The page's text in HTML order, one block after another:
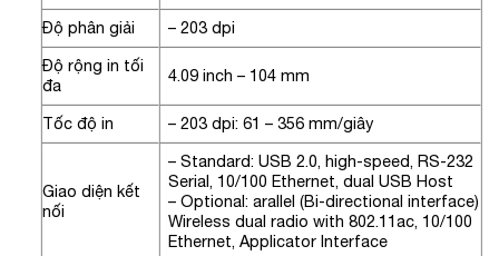
Độ phân giải
– 203 dpi
Độ rộng in tối
đa
4.09 inch – 104 mm
Tốc độ in – 203 dpi: 61 – 356 mm/giây
Giao diện kết
nối
– Standard: USB 2.0, high-speed, RS-232
Serial, 10/100 Ethernet, dual USB Host
– Optional: arallel (Bi-directional interface)
Wireless dual radio with 802.11ac, 10/100
Ethernet, Applicator Interface